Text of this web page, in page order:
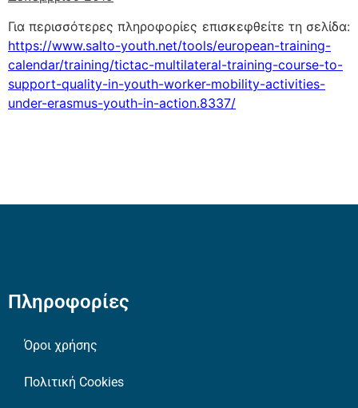
Για περισσότερες πληροφορίες επισκεφθείτε τη σελίδα:
https://www.salto-youth.net/tools/european-training-
calendar/training/tictac-multilateral-training-course-to-
support-quality-in-youth-worker-mobility-activities-
under-erasmus-youth-in-action.8337/
Πληροφορίες
Όροι χρήσης
Πολιτική Cookies